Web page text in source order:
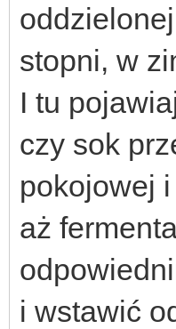
stopni, w
I tu
czy sok
pokojowej
aż
i wstawić